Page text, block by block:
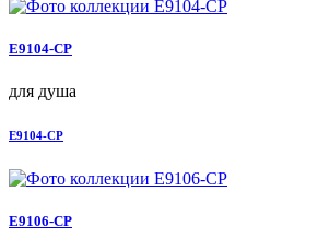
E9104-CP
для душа
E9104-CP
E9106-CP